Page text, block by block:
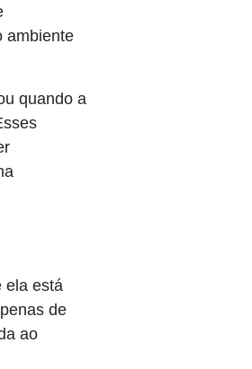
ambiente
quando a
ela está
de
ao